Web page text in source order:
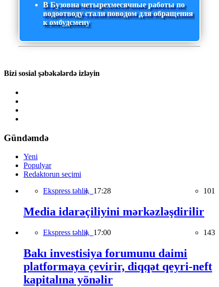
В Бузовна четырехмесячные работы по
водоотводу стали поводом для обращения
к омбудсмену
Bizi sosial şəbəkələrdə izləyin
Gündəmdə
Yeni
Populyar
Redaktorun seçimi
Ekspress təhlil, 17:28 101
Media idarəçiliyini mərkəzləşdirilir
Ekspress təhlil, 17:00 143
Bakı investisiya forumunu daimi
platformaya çevirir, diqqət qeyri-neft
kapitalına yönəlir